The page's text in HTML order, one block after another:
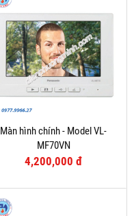
Màn hình chính - Model VL-
MF70VN
4,200,000 đ